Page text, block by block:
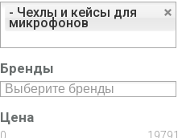
- Чехлы и кейсы для
микрофонов
Бренды
Цена